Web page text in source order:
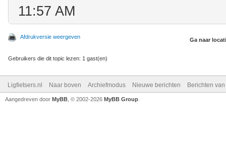
11:57 AM
Afdrukversie weergeven Ga naar
Gebruikers die dit topic lezen: 1 gast(en)
Ligfietsers.nl Naar boven Archiefmodus Nieuwe berichten Berichten
Aangedreven door MyBB , © 2002-2026 MyBB Group